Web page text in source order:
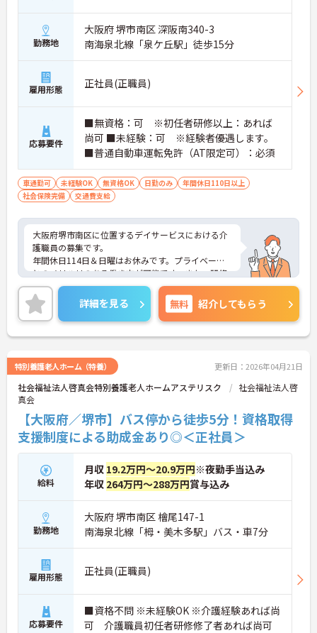
勤務地
大阪府 堺市南区 深阪南340-3
南海泉北線「泉ケ丘駅」徒歩15分
雇用形態 正社員(正職員)
応募要件
■無資格：可 ※初任者研修以上：あれば
尚可 ■未経験：可 ※経験者優遇します。
■普通自動車運転免許（AT限定可）：必須
車通勤可 未経験OK 無資格OK 日勤のみ
年間休日110日以上
社会保険完備
交通費支給
大阪府堺市南区に位置するデイサービスにおける介
護職員の募集です。
年間休日114日＆日曜はお休みです。プライベート
とのメリハリのある働き方が可能です。また、研修
制度があり、業務に不安がある方でも安心してご勤
務いただけます。
ご興味のある方には、面接対策ポイントなど、さら
に詳細をご案内しますのでお気軽にご相談くださ
い！
詳細を見る 無料 紹介してもらう
特別養護老人ホーム（特養） 更新日：2026年04月21日
社会福祉法人啓真会特別養護老人ホームアステリスク
社会福祉法人啓
真会
【大阪府／堺市】バス停から徒歩5分！資格取得
支援制度による助成金あり◎＜正社員＞
給料
月収 19.2万円～20.9万円※夜勤手当込み
年収 264万円～288万円賞与込み
勤務地
大阪府 堺市南区 檜尾147-1
南海泉北線「栂・美木多駅」バス・車7分
雇用形態 正社員(正職員)
応募要件
■資格不問 ※未経験OK ※介護経験あれば尚
可 介護職員初任者研修修了者あれば尚可